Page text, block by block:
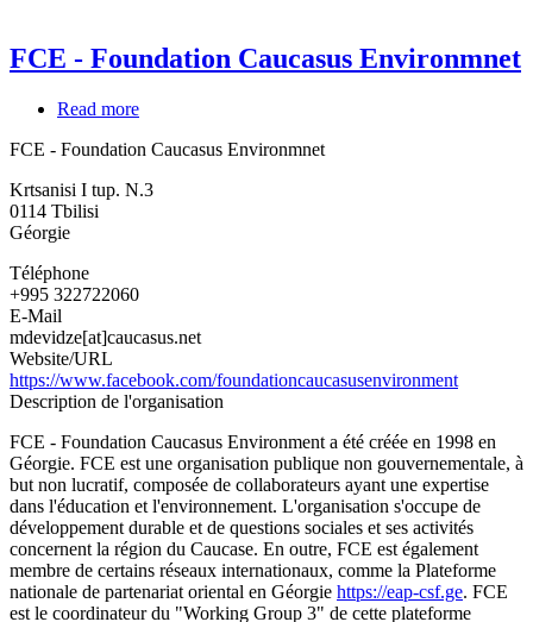
FCE - Foundation Caucasus Environmnet
Read more
-
Caucasus
FCE - Foundation Caucasus Environmnet
Krtsanisi I tup. N.3
0114 Tbilisi
Géorgie
Téléphone
+995 322722060
E-Mail
mdevidze[at]caucasus.net
Website/URL
https://www.facebook.com/foundationcaucasusenvironment
Description de l'organisation
FCE - Foundation Caucasus Environment a été créée en 1998 en
Géorgie. FCE est une organisation publique non gouvernementale, à
but non lucratif, composée de collaborateurs ayant une expertise
dans l'éducation et l'environnement. L'organisation s'occupe de
développement durable et de questions sociales et ses activités
concernent la région du Caucase. En outre, FCE est également
membre de certains réseaux internationaux, comme la Plateforme
nationale de partenariat oriental en Géorgie https://eap-csf.ge. FCE
est le coordinateur du "Working Group 3" de cette plateforme